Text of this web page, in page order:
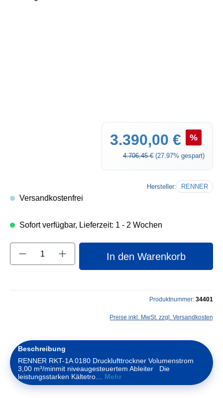
Verkaufspreis:
3.390,00 € %
Regulärer Preis:
4.706,45 € (27.97% gespart)
Hersteller: RENNER
Versandkostenfrei
Sofort verfügbar, Lieferzeit: 1 - 2 Wochen
Produkt Anzahl: Gib den gewünschten
In den Warenkorb
Produktnummer: 34401
Preise inkl. MwSt. zzgl. Versandkosten
Beschreibung
RENNER RKT-1A 0180 Drucklufttrockner Volumenstrom
3,00 m³/minmit niveaugesteuertem Ableiter Die
leistungsstarken Kältetro… Mehr